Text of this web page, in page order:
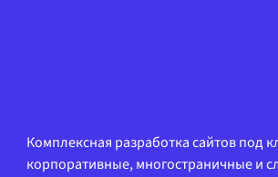
Комплексная разработка сайтов под
корпоративные, многостраничные и